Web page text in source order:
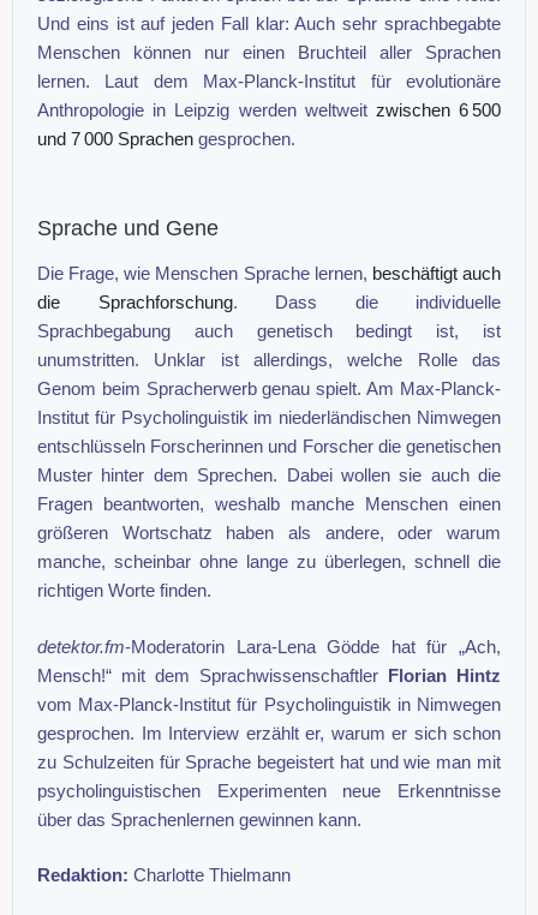
Und eins ist auf jeden Fall klar: Auch sehr sprachbegabte
Menschen können nur einen Bruchteil aller Sprachen
lernen. Laut dem Max-Planck-Institut für evolutionäre
Anthropologie in Leipzig werden weltweit zwischen 6 500
und 7 000 Sprachen gesprochen.
Sprache und Gene
Die Frage, wie Menschen Sprache lernen, beschäftigt auch
die Sprachforschung. Dass die individuelle
Sprachbegabung auch genetisch bedingt ist, ist
unumstritten. Unklar ist allerdings, welche Rolle das
Genom beim Spracherwerb genau spielt. Am Max-Planck-
Institut für Psycholinguistik im niederländischen Nimwegen
entschlüsseln Forscherinnen und Forscher die genetischen
Muster hinter dem Sprechen. Dabei wollen sie auch die
Fragen beantworten, weshalb manche Menschen einen
größeren Wortschatz haben als andere, oder warum
manche, scheinbar ohne lange zu überlegen, schnell die
richtigen Worte finden.
detektor.fm-Moderatorin Lara-Lena Gödde hat für „Ach,
Mensch!“ mit dem Sprachwissenschaftler Florian Hintz
vom Max-Planck-Institut für Psycholinguistik in Nimwegen
gesprochen. Im Interview erzählt er, warum er sich schon
zu Schulzeiten für Sprache begeistert hat und wie man mit
psycholinguistischen Experimenten neue Erkenntnisse
über das Sprachenlernen gewinnen kann.
Redaktion: Charlotte Thielmann